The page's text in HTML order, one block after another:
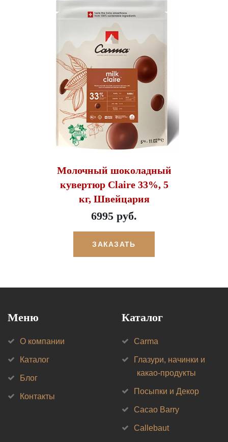
Молочный шоколадный
кувертюр Claire 33%, 5
кг, Швейцария
6995 руб.
ЗАКАЗАТЬ
Меню
О компании
Каталог
Блог
Контакты
Каталог
Carma
Глазури, начинки и
какао-продукты
Посыпки и Декор
Cacao Barry
Callebaut